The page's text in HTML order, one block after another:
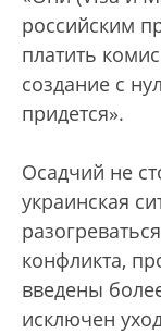
российским
платить
создание с
придется».
Осадчий не
украинская
конфликта,
введены
исключен